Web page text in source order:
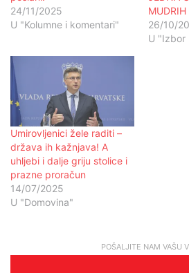
24/11/2025
U "Kolumne i komentari"
26/10/
U "Izbor
Umirovljenici žele raditi –
država ih kažnjava! A
uhljebi i dalje griju stolice i
prazne proračun
14/07/2025
U "Domovina"
POŠALJITE NAM VAŠU